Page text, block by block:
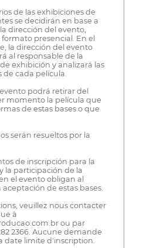
de las exhibiciones de
se decidirán en base a
dirección del evento,
presencial. En el
la dirección del evento
al responsable de la
exhibición y analizará las
de cada película.
podrá retirar del
momento la película que
de estas bases o que
serán resueltos por la
de inscripción para la
la participación de la
el evento obligan al
de estas bases.
veuillez nous contacter
à
ou par
2366. Aucune demande
date limite d'inscription.